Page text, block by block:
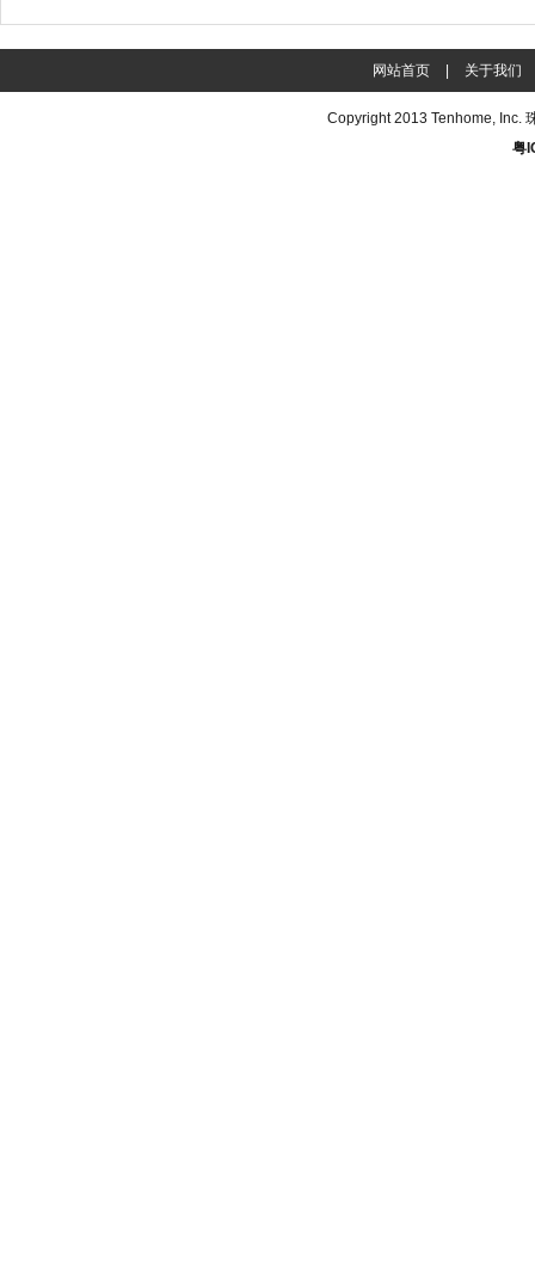
网站首页 关于我们
Copyright 2013 Tenhome, Inc.
粤